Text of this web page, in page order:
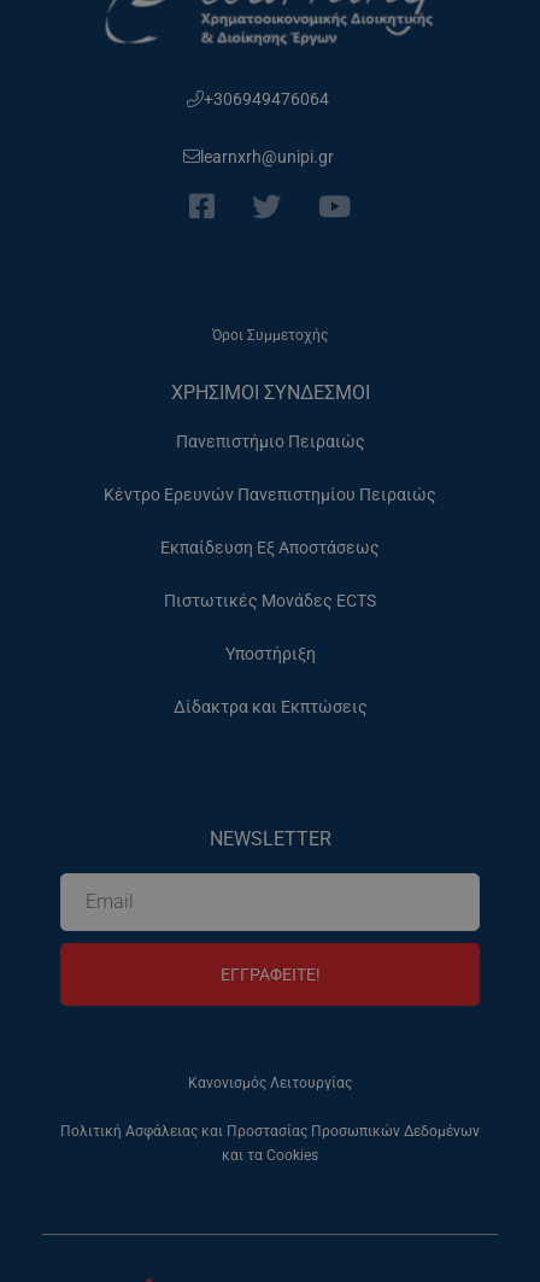
+306949476064
learnxrh@unipi.gr
Όροι Συμμετοχής
ΧΡΗΣΙΜΟΙ ΣΥΝΔΕΣΜΟΙ
Πανεπιστήμιο Πειραιώς
Κέντρο Ερευνών Πανεπιστημίου Πειραιώς
Εκπαίδευση Εξ Αποστάσεως
Πιστωτικές Μονάδες ECTS
Υποστήριξη
Δίδακτρα και Εκπτώσεις
NEWSLETTER
ΕΓΓΡΑΦΕΙΤΕ!
Κανονισμός Λειτουργίας
Πολιτική Ασφάλειας και Προστασίας Προσωπικών Δεδομένων
και τα Cookies